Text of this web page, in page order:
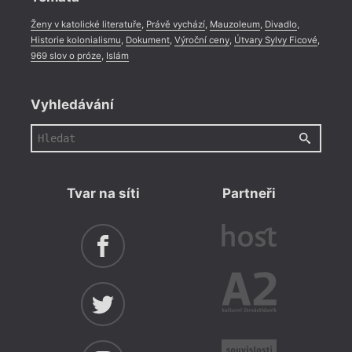
Ženy v katolické literatuře, Právě vychází, Mauzoleum, Divadlo,
Historie kolonialismu, Dokument, Výroční ceny, Útvary Sylvy Ficové,
969 slov o próze, Islám
Vyhledávání
Tvar na síti Partneři